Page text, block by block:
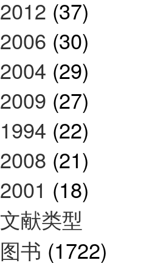
2012 (37)
2006 (30)
2004 (29)
2009 (27)
1994 (22)
2008 (21)
2001 (18)
文献类型
图书 (1722)